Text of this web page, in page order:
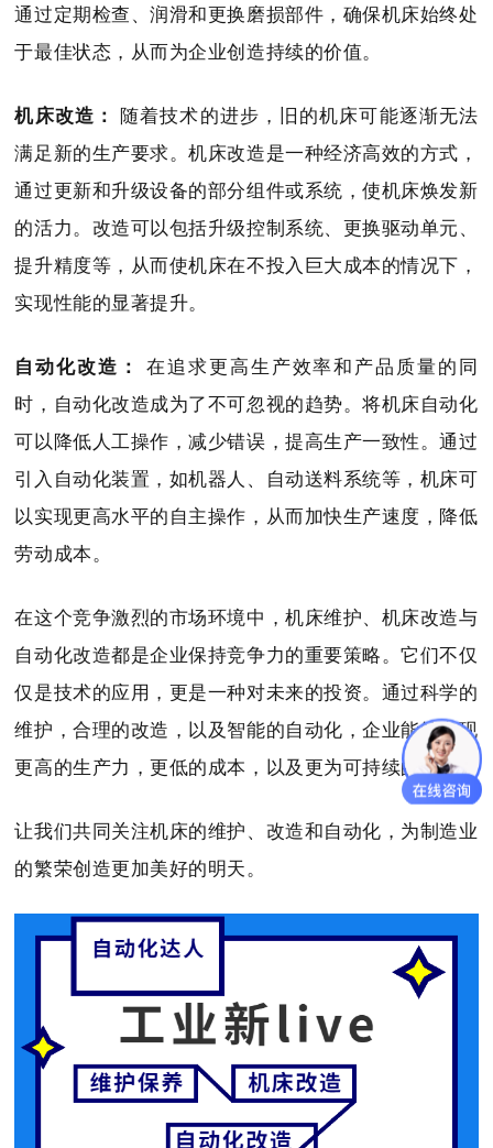
通过定期检查、润滑和更换磨损部件，确保机床始终处
于最佳状态，从而为企业创造持续的价值。
机床改造： 随着技术的进步，旧的机床可能逐渐无法
满足新的生产要求。机床改造是一种经济高效的方式，
通过更新和升级设备的部分组件或系统，使机床焕发新
的活力。改造可以包括升级控制系统、更换驱动单元、
提升精度等，从而使机床在不投入巨大成本的情况下，
实现性能的显著提升。
自动化改造：
在追求更高生产效率和产品质量的同
时，自动化改造成为了不可忽视的趋势。将机床自动化
可以降低人工操作，减少错误，提高生产一致性。通过
引入自动化装置，如机器人、自动送料系统等，机床可
以实现更高水平的自主操作，从而加快生产速度，降低
劳动成本。
在这个竞争激烈的市场环境中，机床维护、机床改造与
自动化改造都是企业保持竞争力的重要策略。它们不仅
仅是技术的应用，更是一种对未来的投资。通过科学的
维护，合理的改造，以及智能的自动化，企业能够实现
更高的生产力，更低的成本，以及更为可持续的发展。
让我们共同关注机床的维护、改造和自动化，为制造业
的繁荣创造更加美好的明天。